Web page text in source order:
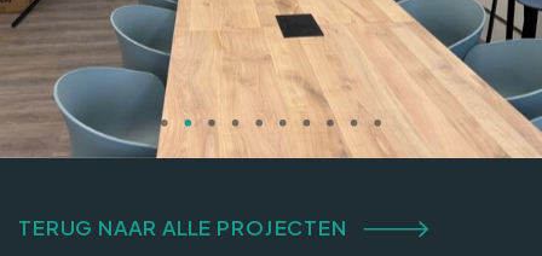
TERUG NAAR ALLE PROJECTEN